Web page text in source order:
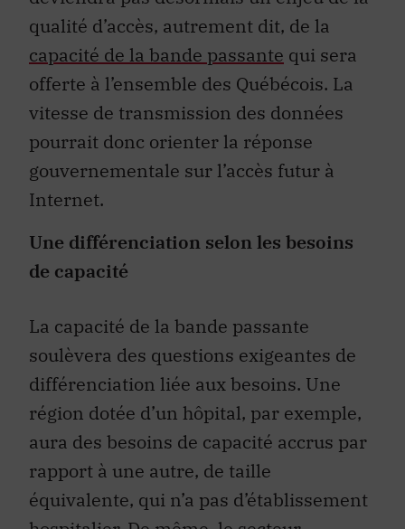
qualité d’accès, autrement dit, de la
capacité de la bande passante
offerte à l’ensemble des Québécois. La
vitesse de transmission des données
pourrait donc orienter la réponse
gouvernementale sur l’accès futur à
Internet.
Une différenciation selon les besoins
de capacité
La capacité de la bande passante
soulèvera des questions exigeantes de
différenciation liée aux besoins. Une
région dotée d’un hôpital, par exemple,
aura des besoins de capacité accrus par
rapport à une autre, de taille
équivalente, qui n’a pas d’établissement
hospitalier. De même, le secteur